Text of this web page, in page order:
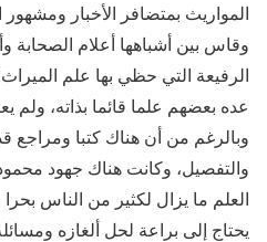
المواريث بمتضافر الأخبار ومشهور
وقاس بين أشباهها أعلام الصحابة
الرفيعة التي حظي بها علم الميراث
عده بعضهم علما قائما بذاته، ولم
وبالرغم من أن هناك كتبا ومراجع
والتفصيل، وكانت هناك جهود
العلم ما يزال لكثير من الناس
يحتاج إلى براعة لحل ألغازه